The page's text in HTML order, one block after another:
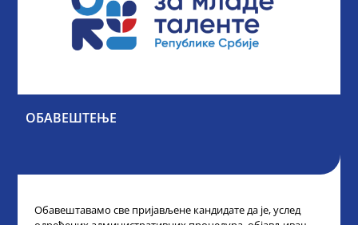
ОБАВЕШТЕЊЕ
Обавештавамо све пријављене кандидате да је, услед